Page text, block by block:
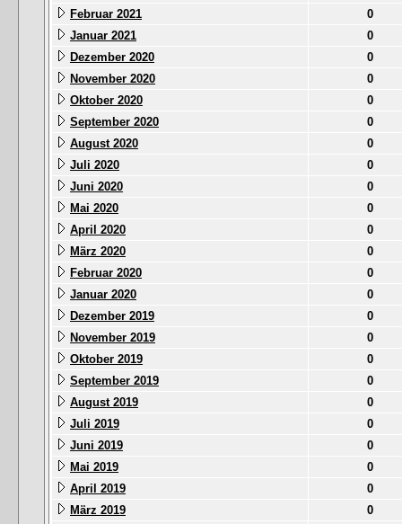
Februar 2021
0
Januar 2021
0
Dezember 2020
0
November 2020
0
Oktober 2020
0
September 2020
0
August 2020
0
Juli 2020
0
Juni 2020
0
Mai 2020
0
April 2020
0
März 2020
0
Februar 2020
0
Januar 2020
0
Dezember 2019
0
November 2019
0
Oktober 2019
0
September 2019
0
August 2019
0
Juli 2019
0
Juni 2019
0
Mai 2019
0
April 2019
0
März 2019
0